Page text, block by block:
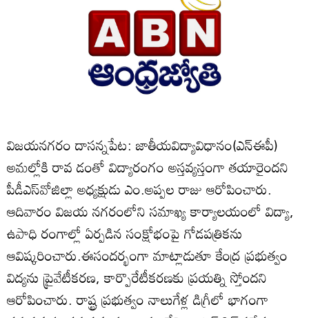
విజయనగరం దాసన్నపేట: జాతీయవిద్యావిధానం(ఎన్‌ఈపీ)
అమల్లోకి రావ డంతో విద్యారంగం అస్తవ్యస్తంగా తయారైందని
పీడీఎస్‌వోజిల్లా అధ్యక్షుడు ఎం.అప్పల రాజు ఆరోపించారు.
ఆదివారం విజయ నగరంలోని సమాఖ్య కార్యాలయంలో విద్యా,
ఉపాధి రంగాల్లో ఏర్పడిన సంక్షోభంపై గోడపత్రికను
ఆవిష్కరించారు.ఈసందర్భంగా మాట్లాడుతూ కేంద్ర ప్రభుత్వం
విద్యను ప్రైవేటీకరణ, కార్పొరేటీకరణకు ప్రయత్ని స్తోందని
ఆరోపించారు. రాష్ట్ర ప్రభుత్వం నాలుగేళ్ల డిగ్రీలో భాగంగా